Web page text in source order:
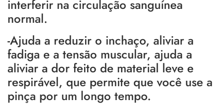
interferir na circulação sanguínea
normal.
-Ajuda a reduzir o inchaço, aliviar a
fadiga e a tensão muscular, ajuda a
aliviar a dor feito de material leve e
respirável, que permite que você use a
pinça por um longo tempo.